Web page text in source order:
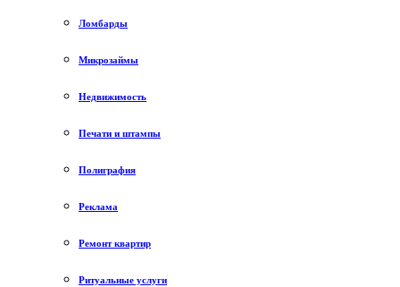
Ломбарды
Микрозаймы
Недвижимость
Печати и штампы
Полиграфия
Реклама
Ремонт квартир
Ритуальные услуги